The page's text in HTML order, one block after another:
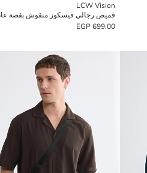
LCW Vision
قميص رجالي فيسكوز منقوش بقصة
699.00 EGP